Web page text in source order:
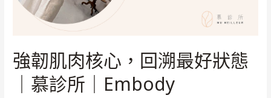
強韌肌肉核心，回溯最好狀態
｜慕診所｜Embody